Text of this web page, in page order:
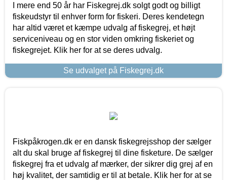
I mere end 50 år har Fiskegrej.dk solgt godt og billigt
fiskeudstyr til enhver form for fiskeri. Deres kendetegn
har altid været et kæmpe udvalg af fiskegrej, et højt
serviceniveau og en stor viden omkring fiskeriet og
fiskegrejet. Klik her for at se deres udvalg.
Se udvalget på Fiskegrej.dk
Fiskpåkrogen.dk er en dansk fiskegrejsshop der sælger
alt du skal bruge af fiskegrej til dine fisketure. De sælger
fiskegrej fra et udvalg af mærker, der sikrer dig grej af en
høj kvalitet, der samtidig er til at betale. Klik her for at se